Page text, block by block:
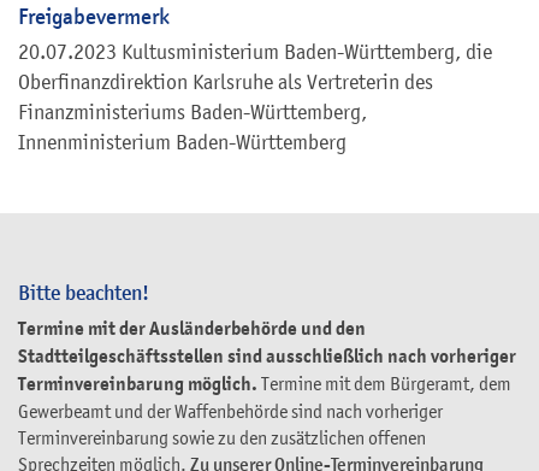
Bitte beachten!
Termine mit der Ausländerbehörde und den
Stadtteilgeschäftsstellen sind ausschließlich nach vorheriger
Terminvereinbarung möglich. Termine mit dem Bürgeramt, dem
Gewerbeamt und der Waffenbehörde sind nach vorheriger
Terminvereinbarung sowie zu den zusätzlichen offenen
Sprechzeiten möglich. Zu unserer Online-Terminvereinbarung
Freigabevermerk
20.07.2023 Kultusministerium Baden-Württemberg, die
Oberfinanzdirektion Karlsruhe als Vertreterin des
Finanzministeriums Baden-Württemberg,
Innenministerium Baden-Württemberg